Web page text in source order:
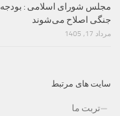
جنگی اصلاح می‌شوند
مرداد 17, 1405
سایت های مرتبط
تربت ما